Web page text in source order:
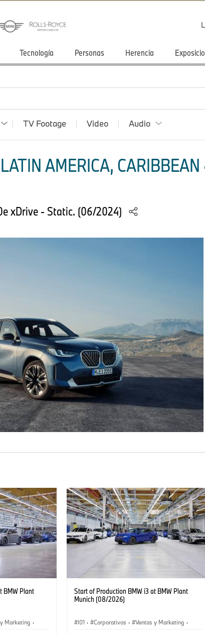
Tecnología Personas Herencia
TV Footage Video Audio
AMERICA, CARIBBEAN
xDrive - Static. (06/2024)
BMW Plant
Marketing ·
Start of Production BMW i3 at BMW Plant
Munich (08/2026)
I01 · Corporativos · Ventas y Marketing ·